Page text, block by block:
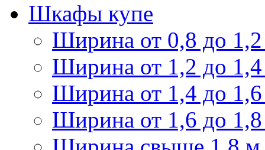
Шкафы купе
Ширина от 0,8 до
Ширина от 1,2 до
Ширина от 1,4 до
Ширина от 1,6 до